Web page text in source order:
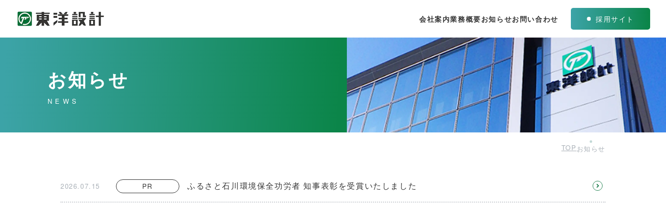
会社案内業務概要お知らせお問い合わせ 採用サイト
お知らせ
NEWS
TOPお知らせ
2026.07.15 PR ふるさと石川環境保全功労者 知事表彰を受賞いたしました